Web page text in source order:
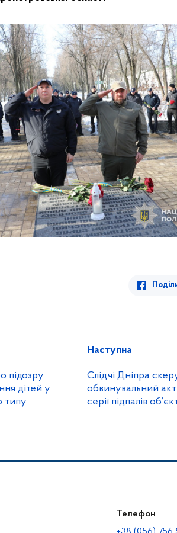
підозру
дітей у
типу
Наступна
Слідчі Дніпра скерували до суду
обвинувальний
серії підпалів
Телефон